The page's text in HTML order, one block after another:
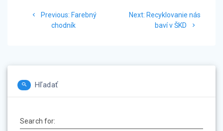
Previous: Previous
post:
Farebný
chodník
Next: Next
post:
Recyklovanie nás
baví v ŠKD
Hľadať
Search for: